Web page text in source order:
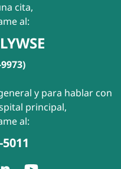
cita,
al:
y para hablar con
principal,
al: